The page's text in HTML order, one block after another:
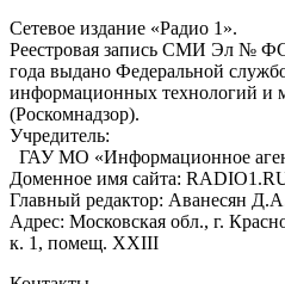
Сетевое издание «Радио 1».
Реестровая запись СМИ Эл №
года выдано Федеральной
информационных технологий и
(Роскомнадзор).
Учредитель:
ГАУ МО «Информационное
Доменное имя сайта:
Главный редактор: Аванесян
Адрес: Московская обл., г.
к. 1, помещ. XXIII